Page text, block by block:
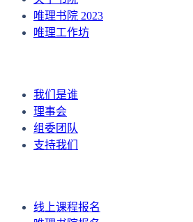
唯理书院 2023
唯理工作坊
我们是谁
理事会
组委团队
支持我们
线上课程报名